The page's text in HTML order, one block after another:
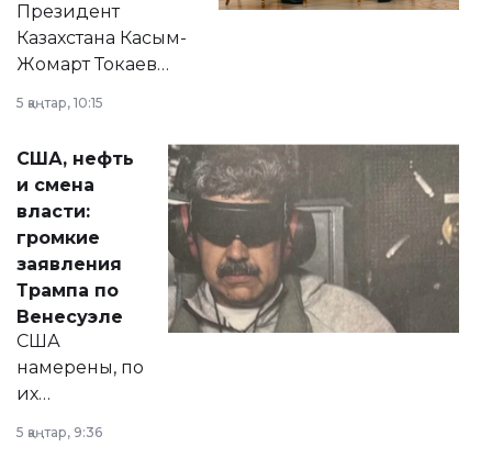
Президент
Казахстана Касым-
Жомарт Токаев
сразу несколько
актуальных тем —
от слухов о
политических
реформах до
вопросов армии,
экономики и
личного здоровья.
5 қаңтар, 10:15
США, нефть
и смена
власти:
громкие
заявления
Трампа по
Венесуэле
США
намерены, по
их
принести
5 қаңтар, 9:36